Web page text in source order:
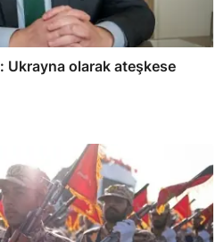
Ukrayna olarak ateşkese